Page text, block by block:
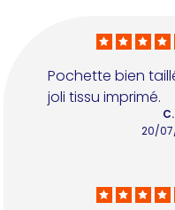
Pochette bien
joli tissu imprimé.
20/